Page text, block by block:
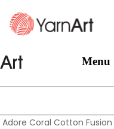
Menu
Adore Coral Cotton Fusion